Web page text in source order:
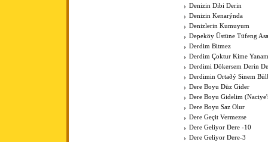
Denizin Dibi Derin
Denizin Kenarýnda
Denizlerin Kumuyum
Depeköy Üstüne Tüfeng
Derdim Bitmez
Derdim Çoktur Kime
Derdimi Dökersem Derin
Derdimin Ortaðý Sinem
Dere Boyu Düz Gider
Dere Boyu Gidelim
Dere Boyu Saz Olur
Dere Geçit Vermezse
Dere Geliyor Dere -10
Dere Geliyor Dere-3